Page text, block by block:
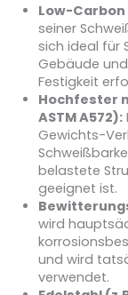
Low-Carbon
seiner
sich ideal für
Gebäude
Festigkeit
Hochfester
ASTM A572):
Gewichts-
belastete
geeignet ist.
wird
und wird
verwendet.